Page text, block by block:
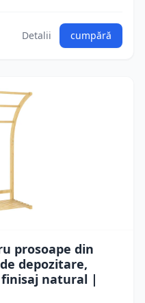
Detalii cumpără
prosoape din
depozitare,
natural |